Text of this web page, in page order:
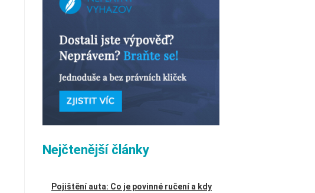
Nejčtenější články
Pojištění auta: Co je povinné ručení a kdy